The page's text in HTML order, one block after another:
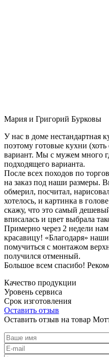
Мария и Григорий Бурковы
У нас в доме нестандартная
поэтому готовые кухни
вариант. Мы с мужем много
подходящего варианта.
После всех походов по
на заказ под наши размеры.
обмерил, посчитал,
хотелось, и картинка в
скажу, что это самый
вписалась и цвет выбрала
Примерно через 2 недели
красавицу! «Благодаря»
помучиться с монтажом
получился отменный.
Большое всем спасибо!
Качество продукции
Уровень сервиса
Срок изготовления
Оставить отзыв
Оставить отзыв на товар